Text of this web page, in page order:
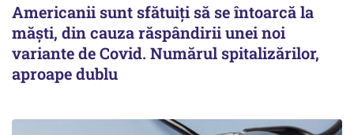
Americanii sunt sfătuiți să se întoarcă la
măști, din cauza răspândirii unei noi
variante de Covid. Numărul spitalizărilor,
aproape dublu